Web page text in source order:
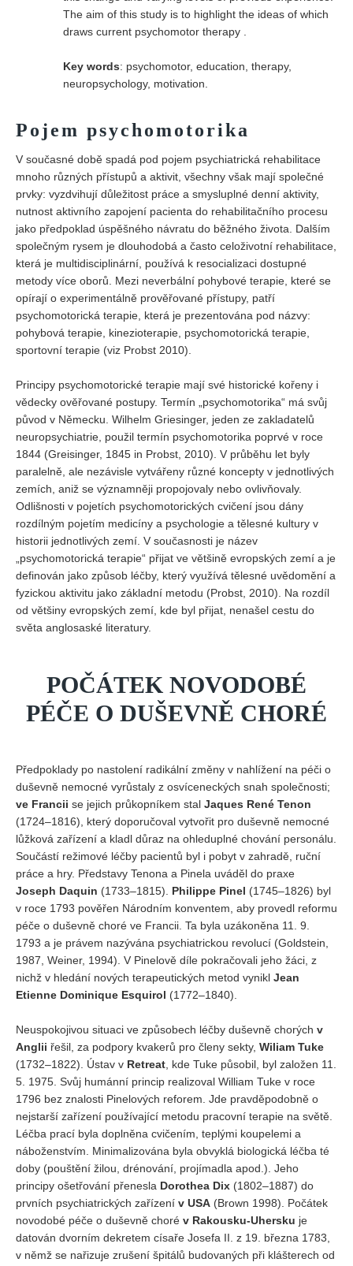
The aim of this study is to highlight the ideas of which
draws current psychomotor therapy .
Key words: psychomotor, education, therapy,
neuropsychology, motivation.
Pojem psychomotorika
V současné době spadá pod pojem psychiatrická rehabilitace
mnoho různých přístupů a aktivit, všechny však mají společné
prvky: vyzdvihují důležitost práce a smysluplné denní aktivity,
nutnost aktivního zapojení pacienta do rehabilitačního procesu
jako předpoklad úspěšného návratu do běžného života. Dalším
společným rysem je dlouhodobá a často celoživotní rehabilitace,
která je multidisciplinární, používá k resocializaci dostupné
metody více oborů. Mezi neverbální pohybové terapie, které se
opírají o experimentálně prověřované přístupy, patří
psychomotorická terapie, která je prezentována pod názvy:
pohybová terapie, kinezioterapie, psychomotorická terapie,
sportovní terapie (viz Probst 2010).
Principy psychomotorické terapie mají své historické kořeny i
vědecky ověřované postupy. Termín „psychomotorika“ má svůj
původ v Německu. Wilhelm Griesinger, jeden ze zakladatelů
neuropsychiatrie, použil termín psychomotorika poprvé v roce
1844 (Greisinger, 1845 in Probst, 2010). V průběhu let byly
paralelně, ale nezávisle vytvářeny různé koncepty v jednotlivých
zemích, aniž se významněji propojovaly nebo ovlivňovaly.
Odlišnosti v pojetích psychomotorických cvičení jsou dány
rozdílným pojetím medicíny a psychologie a tělesné kultury v
historii jednotlivých zemí. V současnosti je název
„psychomotorická terapie“ přijat ve většině evropských zemí a je
definován jako způsob léčby, který využívá tělesné uvědomění a
fyzickou aktivitu jako základní metodu (Probst, 2010). Na rozdíl
od většiny evropských zemí, kde byl přijat, nenašel cestu do
světa anglosaské literatury.
POČÁTEK NOVODOBÉ
PÉČE O DUŠEVNĚ CHORÉ
Předpoklady po nastolení radikální změny v nahlížení na péči o
duševně nemocné vyrůstaly z osvíceneckých snah společnosti;
ve Francii se jejich průkopníkem stal Jaques René Tenon
(1724–1816), který doporučoval vytvořit pro duševně nemocné
lůžková zařízení a kladl důraz na ohleduplné chování personálu.
Součástí režimové léčby pacientů byl i pobyt v zahradě, ruční
práce a hry. Představy Tenona a Pinela uváděl do praxe
Joseph Daquin (1733–1815). Philippe Pinel (1745–1826) byl
v roce 1793 pověřen Národním konventem, aby provedl reformu
péče o duševně choré ve Francii. Ta byla uzákoněna 11. 9.
1793 a je právem nazývána psychiatrickou revolucí (Goldstein,
1987, Weiner, 1994). V Pinelově díle pokračovali jeho žáci, z
nichž v hledání nových terapeutických metod vynikl Jean
Etienne Dominique Esquirol (1772–1840).
Neuspokojivou situaci ve způsobech léčby duševně chorých v
Anglii řešil, za podpory kvakerů pro členy sekty, Wiliam Tuke
(1732–1822). Ústav v Retreat , kde Tuke působil, byl založen 11.
5. 1975. Svůj humánní princip realizoval William Tuke v roce
1796 bez znalosti Pinelových reforem. Jde pravděpodobně o
nejstarší zařízení používající metodu pracovní terapie na světě.
Léčba prací byla doplněna cvičením, teplými koupelemi a
náboženstvím. Minimalizována byla obvyklá biologická léčba té
doby (pouštění žilou, drénování, projímadla apod.). Jeho
principy ošetřování přenesla Dorothea Dix (1802–1887) do
prvních psychiatrických zařízení v USA (Brown 1998). Počátek
novodobé péče o duševně choré v Rakousku-Uhersku je
datován dvorním dekretem císaře Josefa II. z 19. března 1783,
v němž se nařizuje zrušení špitálů budovaných při klášterech od